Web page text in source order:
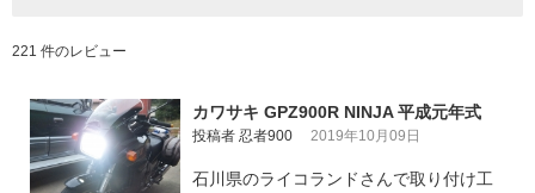
221 件のレビュー
カワサキ GPZ900R NINJA 平成元年式
投稿者 忍者900 2019年10月09日
石川県のライコランドさんで取り付け工